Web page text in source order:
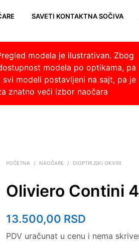
SAVETI KONTAKTNA SOČIVA
modela je ilustrativan. Zbog
modela po optikama, pa
modeli postavljeni na sajt, pa je
znatno veći izbor naočara
POČETNA / NAOČARE / DIOPTRIJSKI OKVIRI
Oliviero Contini
13.500,00 RSD
PDV uračunat u cenu i nema